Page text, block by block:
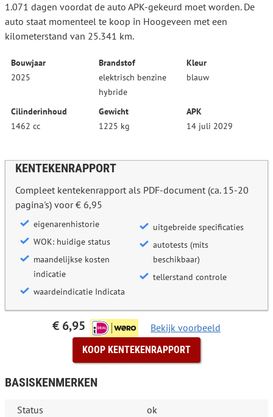
1.071 dagen voordat de auto APK-gekeurd moet worden. De
auto staat momenteel te koop in Hoogeveen met een
kilometerstand van 25.341 km.
Bouwjaar
2025
Brandstof
elektrisch benzine
hybride
Kleur
blauw
Cilinderinhoud
1462 cc
Gewicht
1225 kg
APK
14 juli 2029
KENTEKENRAPPORT
Compleet kentekenrapport als PDF-document (ca. 15-20
pagina's) voor € 6,95
eigenarenhistorie
WOK: huidige status
maandelijkse kosten
indicatie
waardeindicatie Indicata
uitgebreide specificaties
autotests (mits
beschikbaar)
tellerstand controle
€ 6,95 Bekijk voorbeeld
KOOP KENTEKENRAPPORT
BASISKENMERKEN
Status
ok